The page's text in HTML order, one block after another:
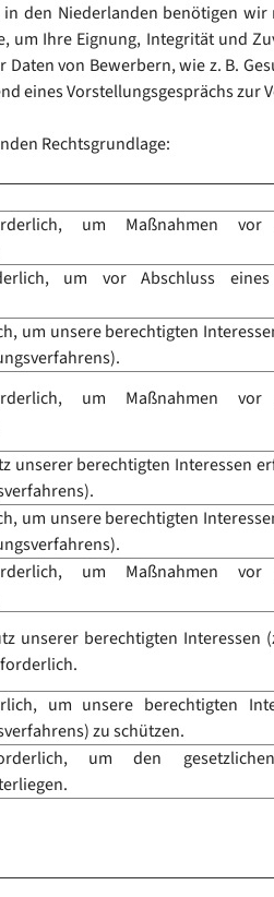
den Niederlanden benötigen wir
um Ihre Eignung, Integrität und
von Bewerbern, wie z. B.
eines Vorstellungsgesprächs zur
Rechtsgrundlage:
um Maßnahmen vor
um vor Abschluss eines
um unsere berechtigten
um Maßnahmen vor
unserer berechtigten Interessen
um unsere berechtigten
um Maßnahmen vor
unserer berechtigten Interessen
um unsere berechtigten
zu schützen.
um den gesetzlichen